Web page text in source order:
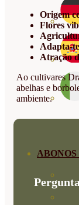
ABONOS
Origem
Flores
Adapta-
Atração
Ao cultivares
abelhas e
ambiente.